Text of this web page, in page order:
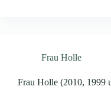
Frau Holle
Frau Holle (2010, 1999